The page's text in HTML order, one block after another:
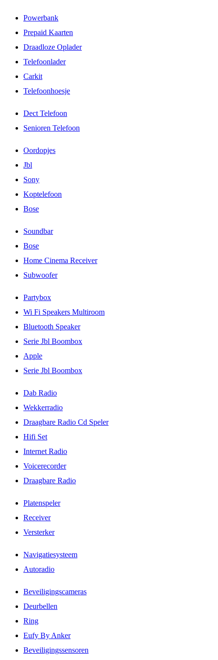
Powerbank
Prepaid Kaarten
Draadloze Oplader
Telefoonlader
Carkit
Telefoonhoesje
Dect Telefoon
Senioren Telefoon
Oordopjes
Jbl
Sony
Koptelefoon
Bose
Soundbar
Bose
Home Cinema Receiver
Subwoofer
Partybox
Wi Fi Speakers Multiroom
Bluetooth Speaker
Serie Jbl Boombox
Apple
Serie Jbl Boombox
Dab Radio
Wekkerradio
Draagbare Radio Cd Speler
Hifi Set
Internet Radio
Voicerecorder
Draagbare Radio
Platenspeler
Receiver
Versterker
Navigatiesysteem
Autoradio
Beveiligingscameras
Deurbellen
Ring
Eufy By Anker
Beveiligingssensoren